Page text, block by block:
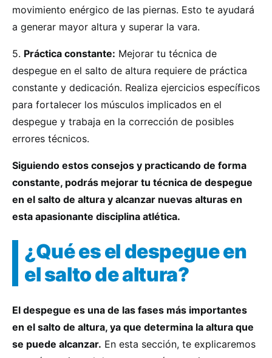
movimiento enérgico de las piernas. Esto te ayudará
a generar mayor altura y superar la vara.
5. Práctica constante: Mejorar tu técnica de
despegue en el salto de altura requiere de práctica
constante y dedicación. Realiza ejercicios específicos
para fortalecer los músculos implicados en el
despegue y trabaja en la corrección de posibles
errores técnicos.
Siguiendo estos consejos y practicando de forma
constante, podrás mejorar tu técnica de despegue
en el salto de altura y alcanzar nuevas alturas en
esta apasionante disciplina atlética.
¿Qué es el despegue en
el salto de altura?
El despegue es una de las fases más importantes
en el salto de altura, ya que determina la altura que
se puede alcanzar. En esta sección, te explicaremos